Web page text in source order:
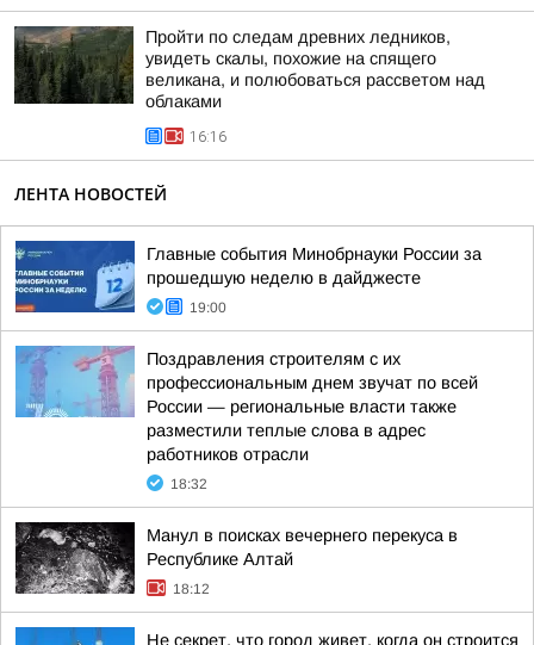
Пройти по следам древних ледников,
увидеть скалы, похожие на спящего
великана, и полюбоваться рассветом над
облаками
16:16
ЛЕНТА НОВОСТЕЙ
Главные события Минобрнауки России за
прошедшую неделю в дайджесте
19:00
Поздравления строителям с их
профессиональным днем звучат по всей
России — региональные власти также
разместили теплые слова в адрес
работников отрасли
18:32
Манул в поисках вечернего перекуса в
Республике Алтай
18:12
Не секрет, что город живет, когда он строится